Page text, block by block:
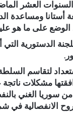
العام 2024، إنه على مدار
أستانا ومساعدة
على ما هو
الدستورية
لتقاسم
مشكلات ناتجة
الغني
الانفصالية